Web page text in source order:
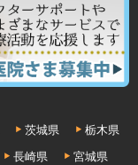
茨城県
栃木県
長崎県
宮城県